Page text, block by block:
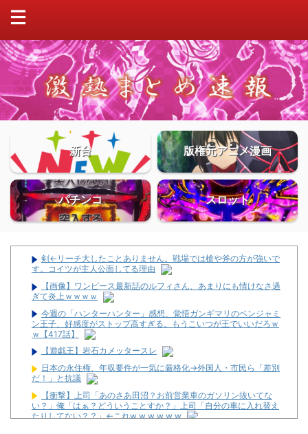
新台 版権元アニメ漫画
パチンコ スロット
剣←リーチ大したことありません。戦場では槍や斧の方が強いで
す。コイツが主人公面してる理由
【画像】ワンピース最新話のルフィさん、あまりにも情けなさ過
ぎて炎上ｗｗｗｗ
今週の「ハンターハンター」感想、覚悟ガンギマリのベンジャミ
ン王子、好感度がストップ高すぎる。もうこいつが王でいいだろｗ
ｗ【417話】
【遊戯王】岩石カメッタースレ
日本の永住権、年収要件が一気に厳格化→外国人・市民ら「差別
だ！」と抗議
【衝撃】上司「あのさあ田沼？お前営業車のガソリン抜いてな
い？」俺「はぁ？どういうことすか？」上司「自分の車に入れ替え
たりしてない？？」←これw w w w w w